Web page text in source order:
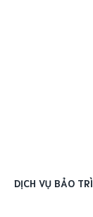
DỊCH VỤ BẢO TRÌ